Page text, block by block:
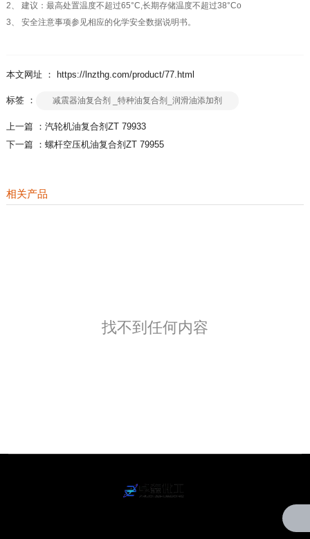
2、 建议：最高处置温度不超过65°C,长期存储温度不超过38°Co
3、 安全注意事项参见相应的化学安全数据说明书。
本文网址 ： https://lnzthg.com/product/77.html
标签 ： 减震器油复合剂 _特种油复合剂_润滑油添加剂
上一篇 ： 汽轮机油复合剂ZT 79933
下一篇 ： 螺杆空压机油复合剂ZT 79955
相关产品
找不到任何内容